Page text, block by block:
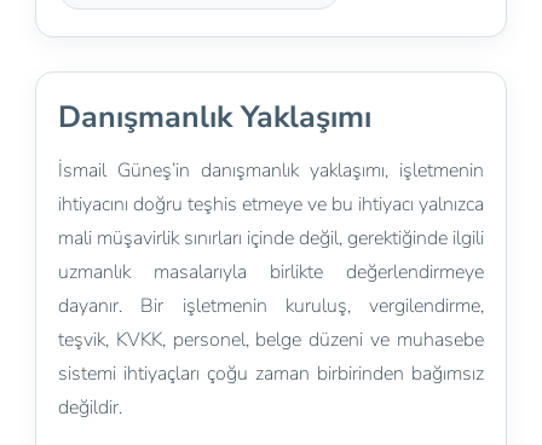
Danışmanlık Yaklaşımı
İsmail Güneş’in danışmanlık yaklaşımı, işletmenin
ihtiyacını doğru teşhis etmeye ve bu ihtiyacı yalnızca
mali müşavirlik sınırları içinde değil, gerektiğinde ilgili
uzmanlık masalarıyla birlikte değerlendirmeye
dayanır. Bir işletmenin kuruluş, vergilendirme,
teşvik, KVKK, personel, belge düzeni ve muhasebe
sistemi ihtiyaçları çoğu zaman birbirinden bağımsız
değildir.